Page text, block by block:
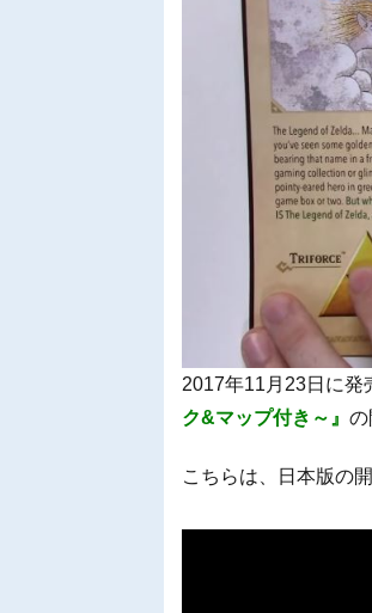
2017年11月23日に発
ク&マップ付き～』 の
こちらは、日本版の